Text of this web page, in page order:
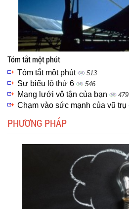
Tóm tắt một phút
Tóm tắt một phút 513
Sự biểu lộ thứ 6 546
Mạng lưới vô tận của bạn 479
Chạm vào sức mạnh của vũ trụ
PHƯƠNG PHÁP